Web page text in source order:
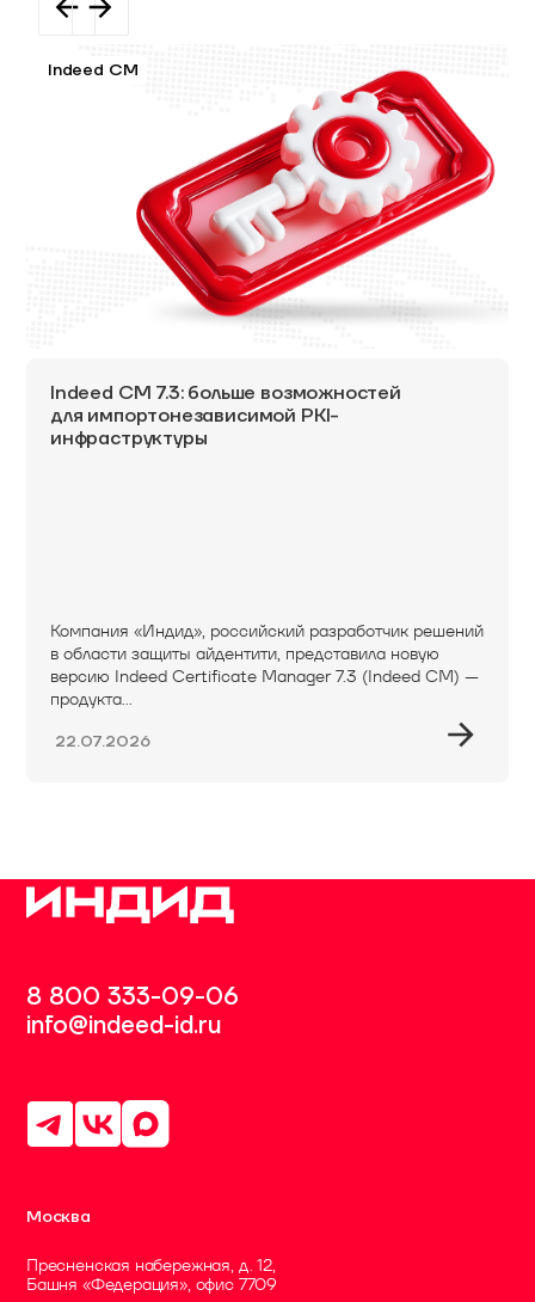
Indeed CM
Indeed CM 7.3: больше возможностей
для импортонезависимой PKI-
инфраструктуры
Компания «Индид», российский разработчик решений
в области защиты айдентити, представила новую
версию Indeed Certificate Manager 7.3 (Indeed CM) —
продукта...
22.07.2026
8 800 333-09-06
info@indeed-id.ru
Москва
Пресненская набережная, д. 12,
Башня «Федерация», офис 7709